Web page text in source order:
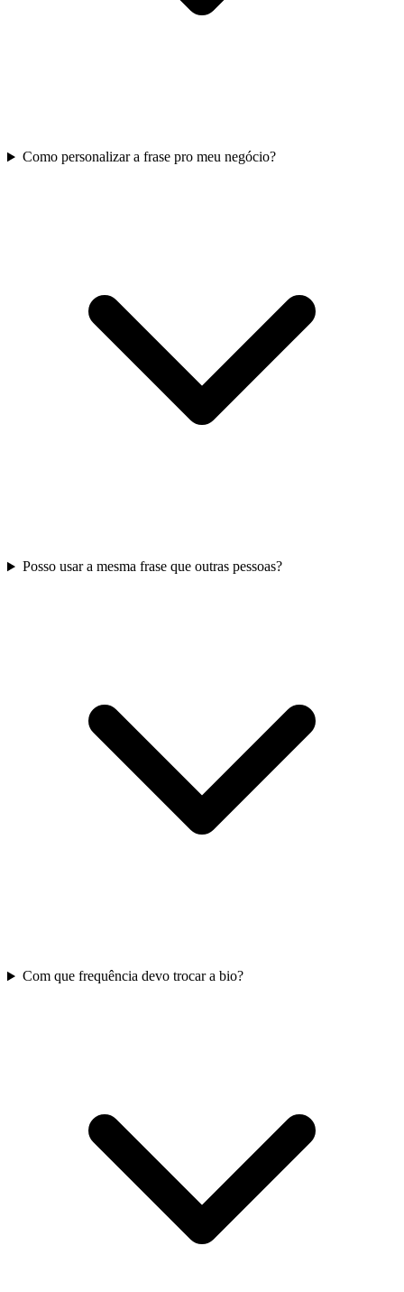
Como personalizar a frase pro meu negócio?
Posso usar a mesma frase que outras pessoas?
Com que frequência devo trocar a bio?